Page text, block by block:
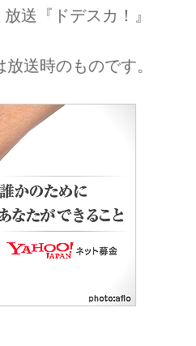
屋
野球 #フィギュアスケート #
ウントはメ〜テレが管理して
す。
『ほほ咲みの種』
送『ドデスカ！』
送時のものです。